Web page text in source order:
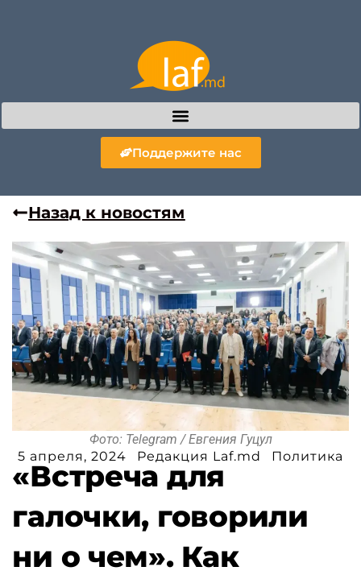
Поддержите нас
Назад к новостям
Фото: Telegram / Евгения Гуцул
5 апреля, 2024
Редакция Laf.md Политика
«Встреча для
галочки, говорили
ни о чем». Как